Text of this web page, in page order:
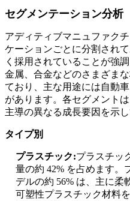
セグメンテーション分析
アディティブマニュファク
ケーションごとに分割され
く採用されていることが強
金属、合金などのさまざま
ており、主な用途には自動
があります。各セグメント
主導の異なる成長要因を示し
タイプ別
プラスチック:プラスチッ
量の約 42% を占めます。
デルの約 56% は、主に柔
可塑性プラスチック材料